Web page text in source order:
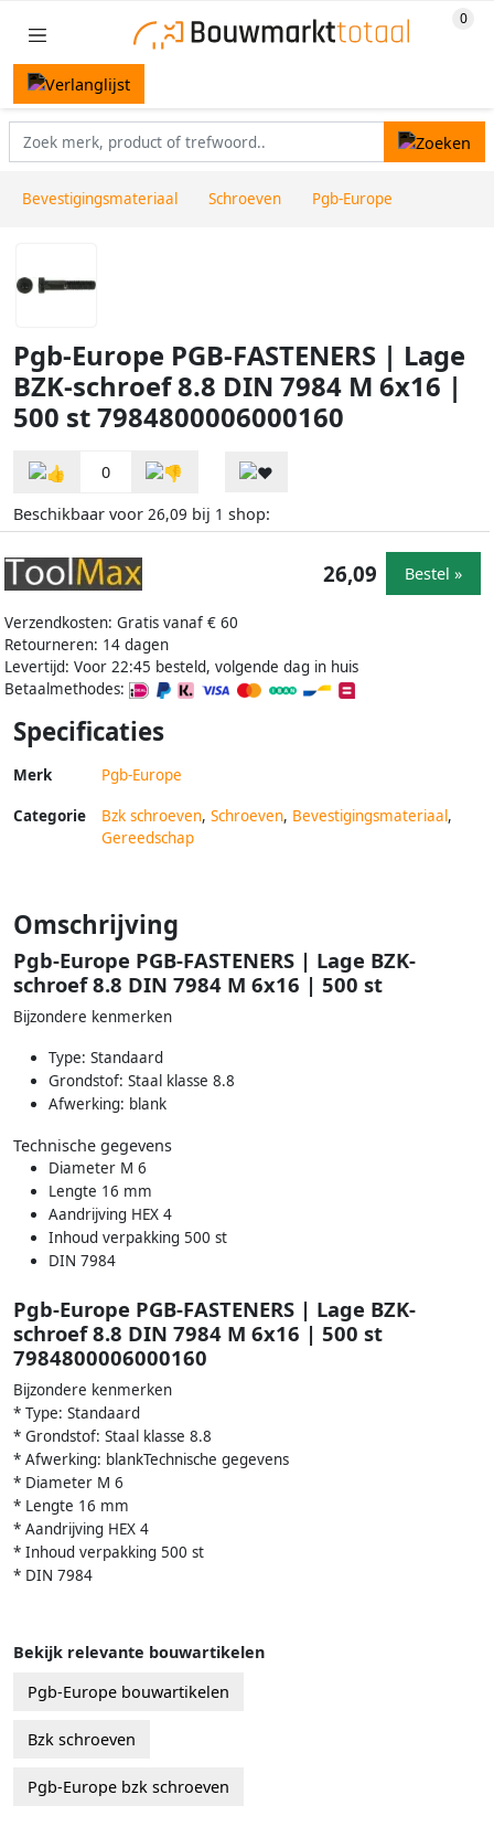
Bevestigingsmateriaal Schroeven Pgb-Europe
Pgb-Europe PGB-FASTENERS | Lage
BZK-schroef 8.8 DIN 7984 M 6x16 |
500 st 7984800006000160
0
Beschikbaar voor 26,09 bij 1 shop:
Verzendkosten: Gratis vanaf € 60
Retourneren: 14 dagen
Levertijd: Voor 22:45 besteld, volgende dag in huis
Betaalmethodes:
26,09 Bestel »
Specificaties
Merk Pgb-Europe
Categorie Bzk schroeven, Schroeven, Bevestigingsmateriaal,
Gereedschap
Omschrijving
Pgb-Europe PGB-FASTENERS | Lage BZK-
schroef 8.8 DIN 7984 M 6x16 | 500 st
Bijzondere kenmerken
Type: Standaard
Grondstof: Staal klasse 8.8
Afwerking: blank
Technische gegevens
Diameter M 6
Lengte 16 mm
Aandrijving HEX 4
Inhoud verpakking 500 st
DIN 7984
Pgb-Europe PGB-FASTENERS | Lage BZK-
schroef 8.8 DIN 7984 M 6x16 | 500 st
7984800006000160
Bijzondere kenmerken
* Type: Standaard
* Grondstof: Staal klasse 8.8
* Afwerking: blankTechnische gegevens
* Diameter M 6
* Lengte 16 mm
* Aandrijving HEX 4
* Inhoud verpakking 500 st
* DIN 7984
Bekijk relevante bouwartikelen
Pgb-Europe bouwartikelen
Bzk schroeven
Pgb-Europe bzk schroeven